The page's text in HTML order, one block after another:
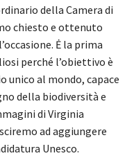
della Camera di
chiesto e ottenuto
Ė la prima
perché l’obiettivo è
unico al mondo, capace
della biodiversità e
di Virginia
ad aggiungere
Unesco.